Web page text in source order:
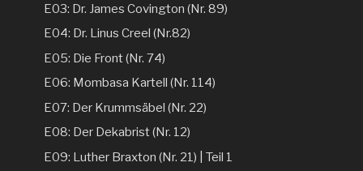
E03: Dr. James Covington (Nr. 89)
E04: Dr. Linus Creel (Nr.82)
E05: Die Front (Nr. 74)
E06: Mombasa Kartell (Nr. 114)
E07: Der Krummsäbel (Nr. 22)
E08: Der Dekabrist (Nr. 12)
E09: Luther Braxton (Nr. 21) | Teil 1